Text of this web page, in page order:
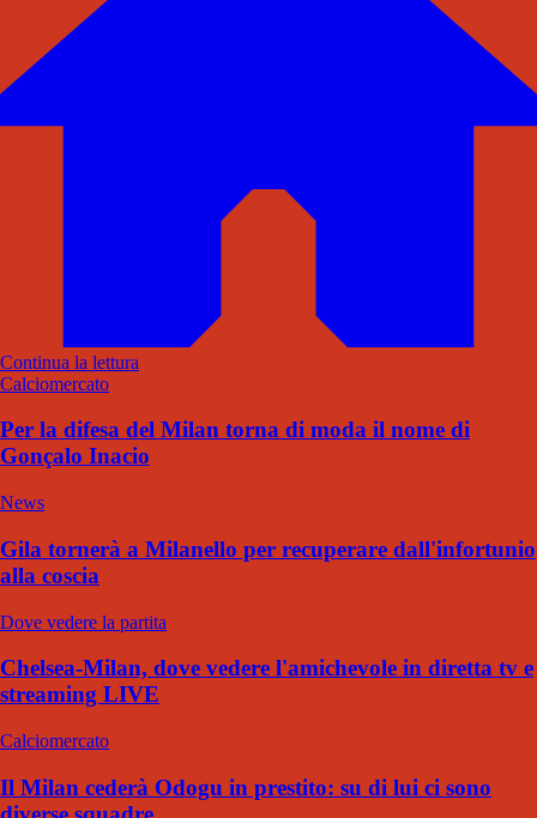
Continua la lettura
Calciomercato
Per la difesa del Milan torna di moda il nome di
Gonçalo Inacio
News
Gila tornerà a Milanello per recuperare dall'infortunio
alla coscia
Dove vedere la partita
Chelsea-Milan, dove vedere l'amichevole in diretta tv e
streaming LIVE
Calciomercato
Il Milan cederà Odogu in prestito: su di lui ci sono